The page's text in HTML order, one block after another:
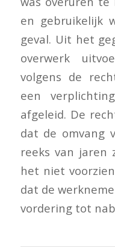
en gebruikelijk
geval. Uit het
overwerk
volgens de
een
afgeleid. De
dat de omvang
reeks van jaren
het niet
dat de
vordering tot